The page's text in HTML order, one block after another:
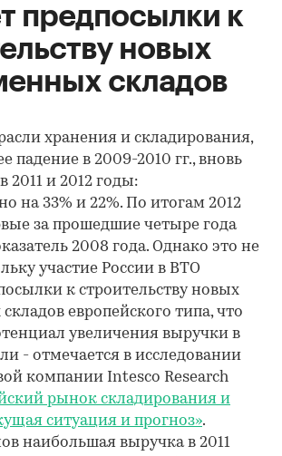
предпосылки к
новых
складов
хранения и складирования,
падение в 2009-2010 гг., вновь
2011 и 2012 годы:
на 33% и 22%. По итогам 2012
за прошедшие четыре года
2008 года. Однако это не
участие России в ВТО
к строительству новых
европейского типа, что
увеличения выручки в
- отмечается в исследовании
компании Intesco Research
рынок складирования и
ситуация и прогноз».
наибольшая выручка в 2011